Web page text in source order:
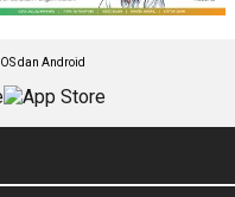
dan Android